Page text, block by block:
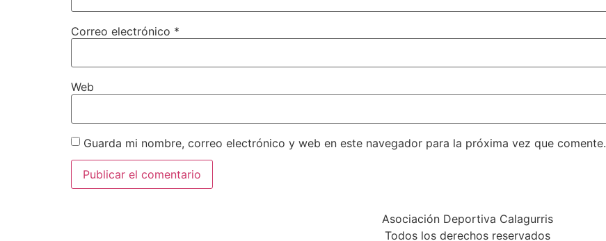
Correo electrónico *
Web
Guarda mi nombre, correo electrónico y web en este navegador para la próxima vez que comente.
Asociación Deportiva Calagurris
Todos los derechos reservados